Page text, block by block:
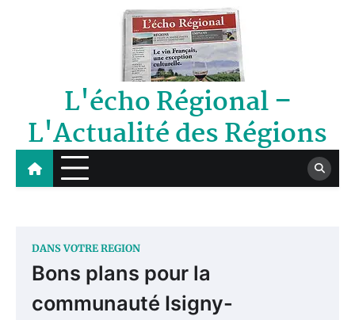
L'écho Régional –
L'Actualité des Régions
DANS VOTRE REGION
Bons plans pour la
communauté Isigny-